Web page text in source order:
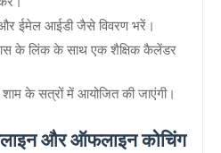
और ईमेल आईडी जैसे विवरण भरें।
के लिंक के साथ एक शैक्षिक कैलेंडर
के सत्रों में आयोजित की जाएंगी।
और ऑफलाइन कोचिंग